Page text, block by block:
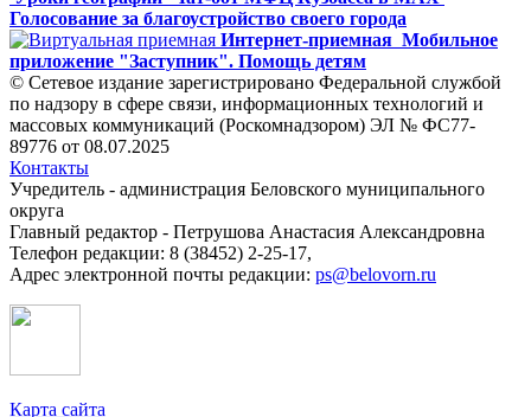
Голосование за благоустройство своего города
Интернет-приемная Мобильное
приложение "Заступник". Помощь детям
© Сетевое издание зарегистрировано Федеральной службой
по надзору в сфере связи, информационных технологий и
массовых коммуникаций (Роскомнадзором) ЭЛ № ФС77-
89776 от 08.07.2025
Контакты
Учредитель - администрация Беловского муниципального
округа
Главный редактор - Петрушова Анастасия Александровна
Телефон редакции: 8 (38452) 2-25-17,
Адрес электронной почты редакции: ps@belovorn.ru
Карта сайта